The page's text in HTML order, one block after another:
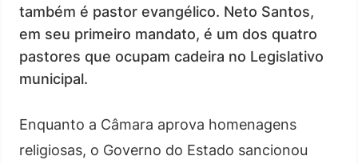
também é pastor evangélico. Neto Santos,
em seu primeiro mandato, é um dos quatro
pastores que ocupam cadeira no Legislativo
municipal.
Enquanto a Câmara aprova homenagens
religiosas, o Governo do Estado sancionou